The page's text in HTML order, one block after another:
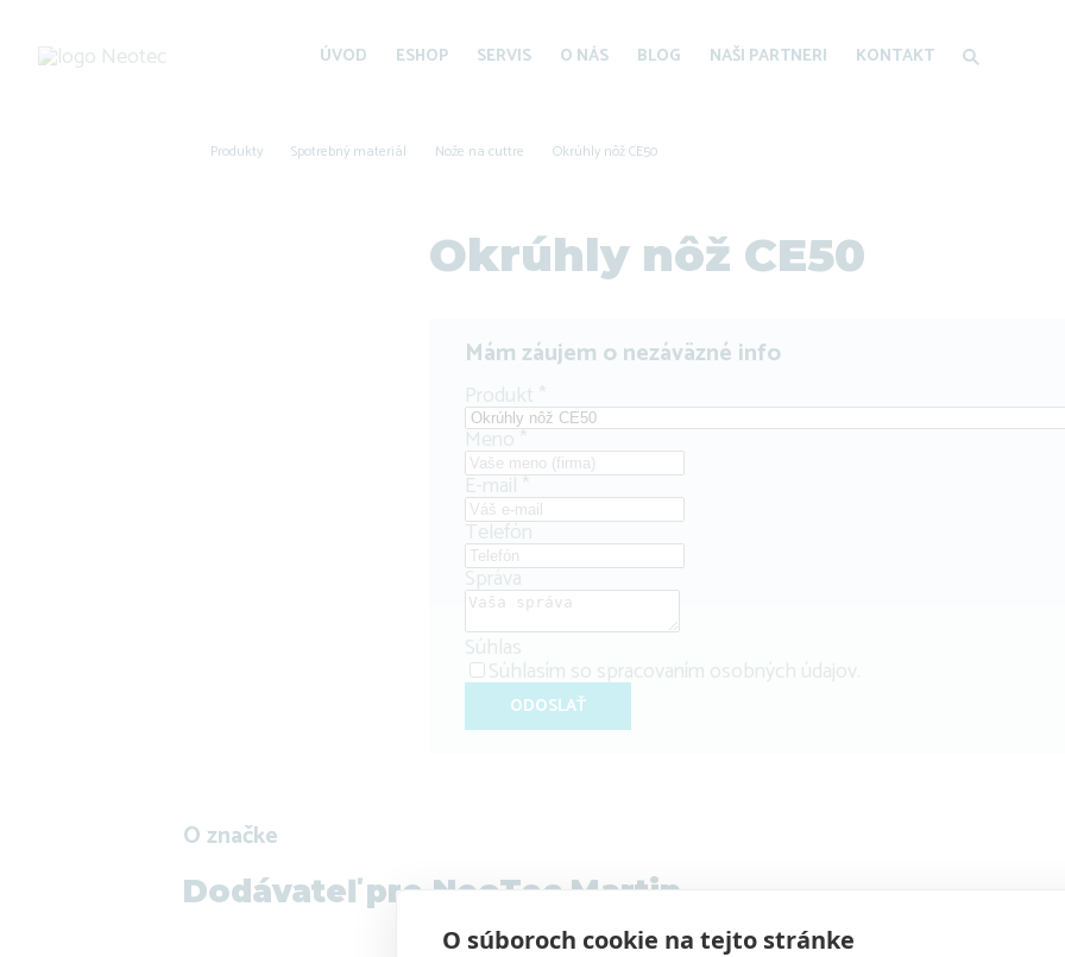
O súboroch cookie na tejto stránke
ÚVOD ESHOP SERVIS O NÁS BLOG NAŠI PARTNERI KONTAKT
Produkty Spotrebný materiál Nože na cuttre Okrúhly nôž CE50
Okrúhly nôž CE50
Mám záujem o nezáväzné info
Produkt *
Meno*
E-mail*
Telefón
Správa
Súhlas
Súhlasím so spracovaním osobných údajov
ODOSLAŤ
O značke
Dodávateľ pre NeoTec Martin